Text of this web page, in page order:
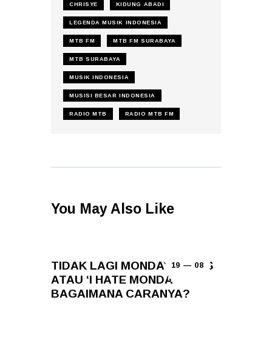
CHRISYE KIDUNG ABADI
LEGENDA MUSIK INDONESIA
MTB FM MTB FM SURABAYA
MTB SURABAYA
MUSIK INDONESIA
MUSISI BESAR INDONESIA
RADIO MTB RADIO MTB FM
You May Also Like
19 — 08
TIDAK LAGI MONDAY BLUES
ATAU ‘I HATE MONDAY’,
BAGAIMANA CARANYA?